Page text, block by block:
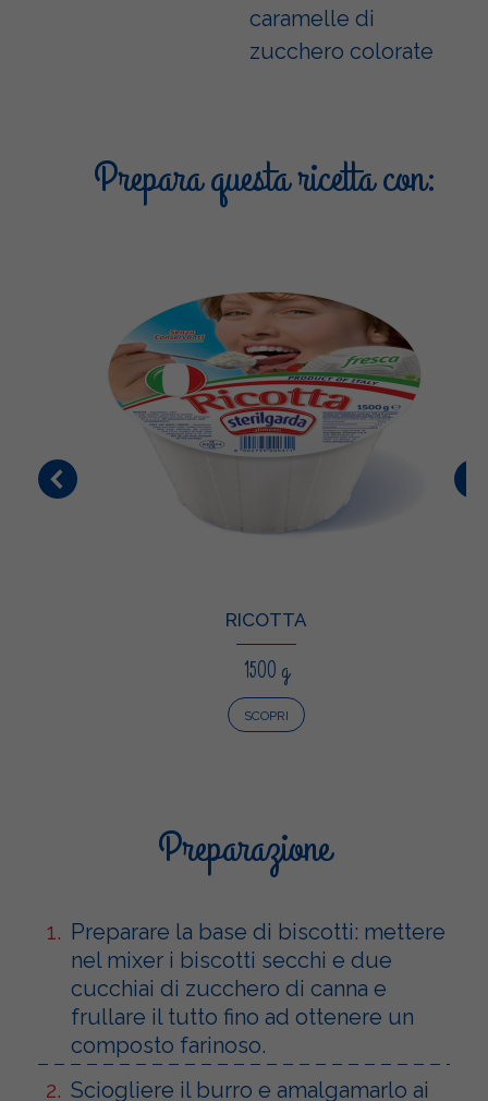
caramelle di
zucchero colorate
Prepara questa ricetta con:
RICOTTA
1500 g
SCOPRI
Preparazione
Preparare la base di biscotti: mettere
nel mixer i biscotti secchi e due
cucchiai di zucchero di canna e
frullare il tutto fino ad ottenere un
composto farinoso.
Sciogliere il burro e amalgamarlo ai